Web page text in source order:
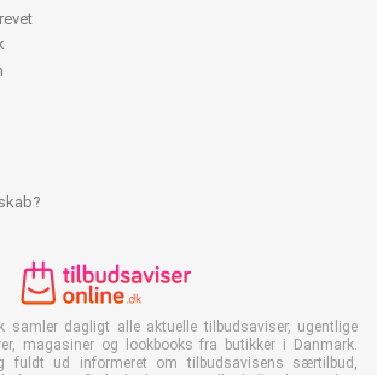
samler dagligt alle aktuelle tilbudsaviser, ugentlige
magasiner og lookbooks fra butikker i Danmark.
fuldt ud informeret om tilbudsavisens særtilbud,